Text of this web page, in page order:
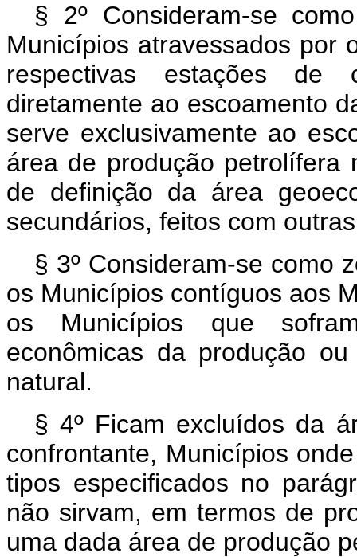
§ 2º Consideram-se
Municípios atravessados por
respectivas estações de
diretamente ao escoamento
serve exclusivamente ao
área de produção petrolífera
de definição da área
secundários, feitos com
§ 3º Consideram-se como
os Municípios contíguos aos
os Municípios que
econômicas da produção
natural.
§ 4º Ficam excluídos da
confrontante, Municípios
tipos especificados no
não sirvam, em termos de
uma dada área de produção